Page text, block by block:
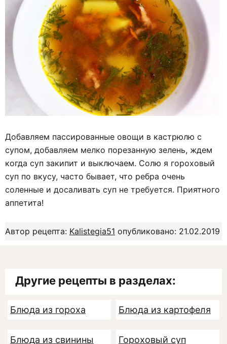
Добавляем пассированные овощи в кастрюлю с
супом, добавляем мелко порезанную зелень, ждем
когда суп закипит и выключаем. Солю я гороховый
суп по вкусу, часто бывает, что ребра очень
соленные и досаливать суп не требуется. Приятного
аппетита!
Автор рецепта: Kalistegia51 опубликовано: 21.02.2019
Другие рецепты в разделах:
Блюда из гороха Блюда из картофеля
Блюда из свинины Гороховый суп